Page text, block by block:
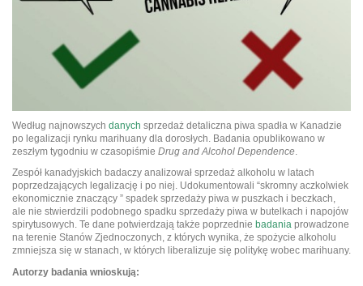
Według najnowszych danych sprzedaż detaliczna piwa spadła w Kanadzie
po legalizacji rynku marihuany dla dorosłych. Badania opublikowano w
zeszłym tygodniu w czasopiśmie Drug and Alcohol Dependence.
Zespół kanadyjskich badaczy analizował sprzedaż alkoholu w latach
poprzedzających legalizację i po niej. Udokumentowali “skromny aczkolwiek
ekonomicznie znaczący ” spadek sprzedaży piwa w puszkach i beczkach,
ale nie stwierdzili podobnego spadku sprzedaży piwa w butelkach i napojów
spirytusowych. Te dane potwierdzają także poprzednie badania prowadzone
na terenie Stanów Zjednoczonych, z których wynika, że spożycie alkoholu
zmniejsza się w stanach, w których liberalizuje się politykę wobec marihuany.
Autorzy badania wnioskują: